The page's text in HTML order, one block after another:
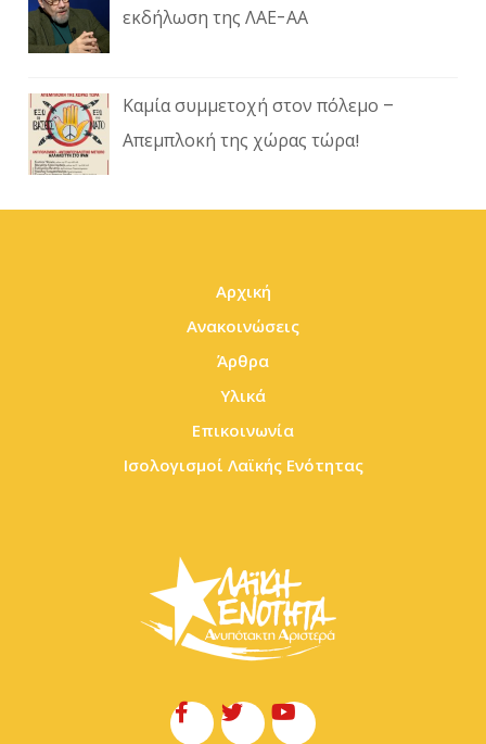
εκδήλωση της ΛΑΕ-ΑΑ
Καμία συμμετοχή στον πόλεμο –
Απεμπλοκή της χώρας τώρα!
Αρχική
Ανακοινώσεις
Άρθρα
Υλικά
Επικοινωνία
Ισολογισμοί Λαϊκής Ενότητας